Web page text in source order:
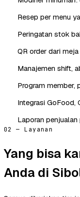
Resep per menu
Peringatan stok
QR order dari
Manajemen shift,
Program member,
Integrasi GoFood,
Laporan
02 — Layanan
Yang bisa
Anda di